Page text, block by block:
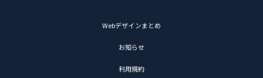
Webデザインまとめ
お知らせ
利用規約